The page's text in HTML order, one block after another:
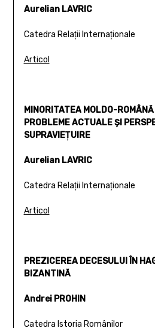
Aurelian LAVRIC
Catedra Relaţii Internaţionale
Articol
MINORITATEA MOLDO-
PROBLEME ACTUALE ŞI
SUPRAVIEŢUIRE
Aurelian LAVRIC
Catedra Relaţii Internaţionale
Articol
PREZICEREA DECESULUI ÎN
BIZANTINĂ
Andrei PROHIN
Catedra Istoria Românilor